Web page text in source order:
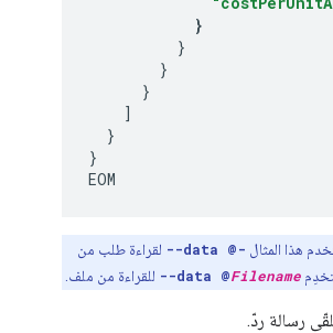
}
}
}
}
]
}
}
EOM
هذا المثال --data @- لقراءة طلب من
--data @Filename للقراءة من ملف.
رسالة ردّ.